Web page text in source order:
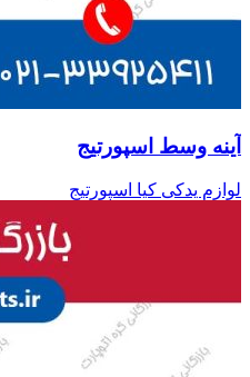
آینه وسط اسپورتیج
لوازم یدکی کیا اسپورتیج